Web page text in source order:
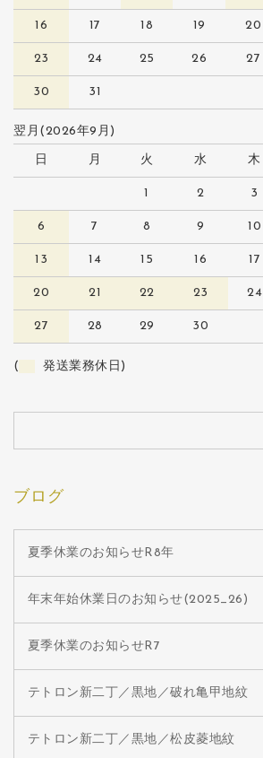
16 17 18 19 20
23 24 25 26 27
30 31
翌月(2026年9月)
日 月 火 水 木
1 2 3
6 7 8 9 10
13 14 15 16 17
20 21 22 23 24
27 28 29 30
( 発送業務休日)
ブログ
夏季休業のお知らせR8年
年末年始休業日のお知らせ(2025_26)
夏季休業のお知らせR7
テトロン新二丁／黒地／破れ亀甲地紋
テトロン新二丁／黒地／松皮菱地紋